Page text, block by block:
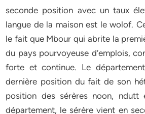
seconde position avec un taux
langue de la maison est le wolof.
le fait que Mbour qui abrite la
du pays pourvoyeuse d’emplois,
forte et continue. Le
dernière position du fait de son
position des sérères noon, ndutt
département, le sérère vient en